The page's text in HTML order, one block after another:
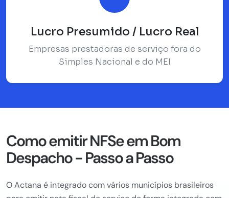
Lucro Presumido / Lucro Real
Empresas prestadoras de serviço fora do
Simples Nacional e do MEI
Como emitir NFSe em Bom
Despacho - Passo a Passo
O Actana é integrado com vários municípios brasileiros